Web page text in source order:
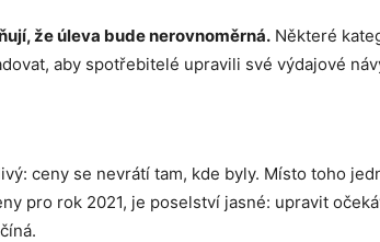
že úleva bude nerovnoměrná. Některé
aby spotřebitelé upravili své výdajové
ceny se nevrátí tam, kde byly. Místo toho
pro rok 2021, je poselství jasné: upravit